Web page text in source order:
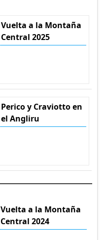
Vuelta a la Montaña
Central 2025
Perico y Craviotto en
el Angliru
Vuelta a la Montaña
Central 2024